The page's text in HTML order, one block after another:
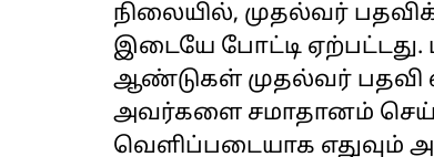
நிலையில், முதல்வர்
இடையே போட்டி
ஆண்டுகள் முதல்வர் பதவி
அவர்களை சமாதானம்
வெளிப்படையாக எதுவும்